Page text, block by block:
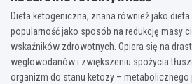
Dieta ketogeniczna, znana również jako
popularność jako sposób na redukcję masy
wskaźników zdrowotnych. Opiera się na
węglowodanów i zwiększeniu spożycia
organizm do stanu ketozy – metabolicznego